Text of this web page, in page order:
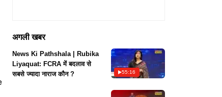
अगली खबर
News Ki Pathshala | Rubika
Liyaquat: FCRA में बदलाव से
सबसे ज्यादा नाराज कौन ?
55:16